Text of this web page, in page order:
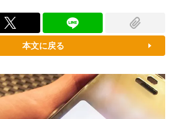
本文に戻る